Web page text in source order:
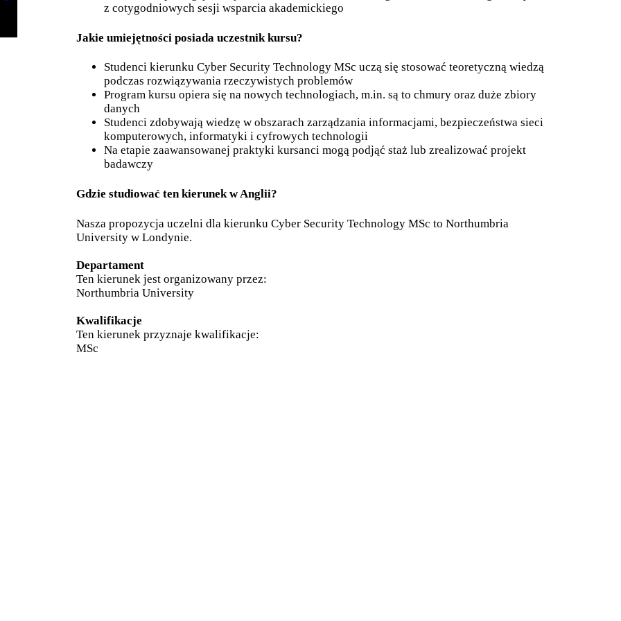
z cotygodniowych sesji wsparcia akademickiego
Jakie umiejętności posiada uczestnik kursu?
Studenci kierunku Cyber Security Technology MSc uczą się stosować teoretyczną wiedzą
podczas rozwiązywania rzeczywistych problemów
Program kursu opiera się na nowych technologiach, m.in. są to chmury oraz duże zbiory
danych
Studenci zdobywają wiedzę w obszarach zarządzania informacjami, bezpieczeństwa sieci
komputerowych, informatyki i cyfrowych technologii
Na etapie zaawansowanej praktyki kursanci mogą podjąć staż lub zrealizować projekt
badawczy
Gdzie studiować ten kierunek w Anglii?
Nasza propozycja uczelni dla kierunku Cyber Security Technology MSc to Northumbria
University w Londynie.
Departament
Ten kierunek jest organizowany przez:
Northumbria University
Kwalifikacje
Ten kierunek przyznaje kwalifikacje:
MSc